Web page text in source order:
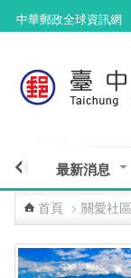
中華郵政全球資訊網
最新消息
首頁 > 關愛社